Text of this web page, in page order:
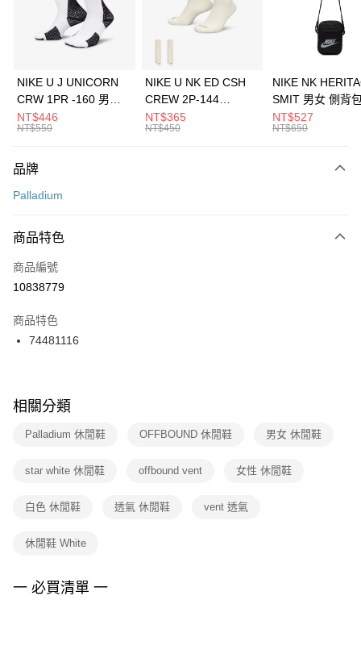
合作金庫商業銀行
第一商業銀行
華南商業銀行
彰化商業銀行
上海商業儲蓄銀行
元大商業銀行
台灣樂天信用卡公司
Apple Pay
全盈+PAY
AFTEE先享後付
【關於「AFTEE先享後付」】
便利好安心！
３．安心：先確認商品／服務後，再付款。
【「AFTEE先享後付」結帳流程】
１．於結帳方式選擇「AFTEE先享後付」後，將跳轉至「AFTEE先享後付」
２．訂單成立數日內，您將收到繳費通知簡訊。
３．收到繳費通知簡訊後14天內，點擊此簡訊中的連結，可透過四大超商／
ATM／網路銀行／等多元方式進行付款，方視為交易完成。
※ 交易是否成功請以「AFTEE先享後付 」之結帳頁面顯示為準，若有關於
是否繳費成功／繳費後需取消欲退款等相關疑問，請聯繫「AFTEE先享後付
客戶支援中心」https://netprotections.freshdesk.com/support/home
１．透過由恩沛科技股份有限公司提供之「AFTEE先享後付」服務完成之交
權轉讓予恩沛科技股份有限公司。
３．未成年的使用者請事先徵得法定代理人或監護人之同意方可使用
４．使用「AFTEE先享後付」時，將依據個別帳號之用戶狀況，依本公司即
運送方式
每筆NT$100，滿NT$1,500(含以上)免運費
宅配
每筆NT$100，滿NT$1,500(含以上)免運費
NIKE U J UNICORN
CRW 1PR -160 男女
中統襪 FZ3393100
NT$446
NT$550
NIKE U NK ED CSH
CREW 2P-144
EMBRDY 男女 短統襪
FZ3073133
NT$365
NT$450
NIKE NK
SMIT 男女 側背
BA5871010
NT$527
NT$650
品牌
Palladium
商品特色
商品編號
10838779
商品特色
74481116
相關分類
Palladium 休閒鞋 OFFBOUND 休閒鞋 男女 休閒鞋
star white 休閒鞋 offbound vent 女性 休閒鞋
白色 休閒鞋 透氣 休閒鞋 vent 透氣
休閒鞋 White
一 必買清單 一